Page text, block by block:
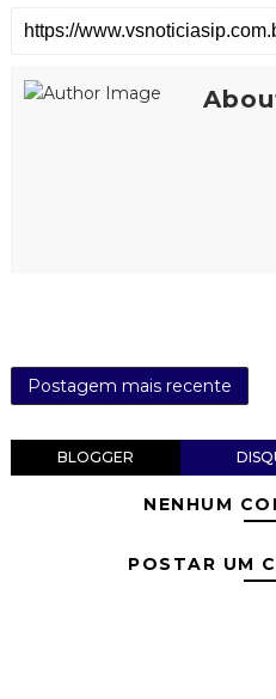
Postagem mais recente
BLOGGER
NENHUM
POSTAR UM